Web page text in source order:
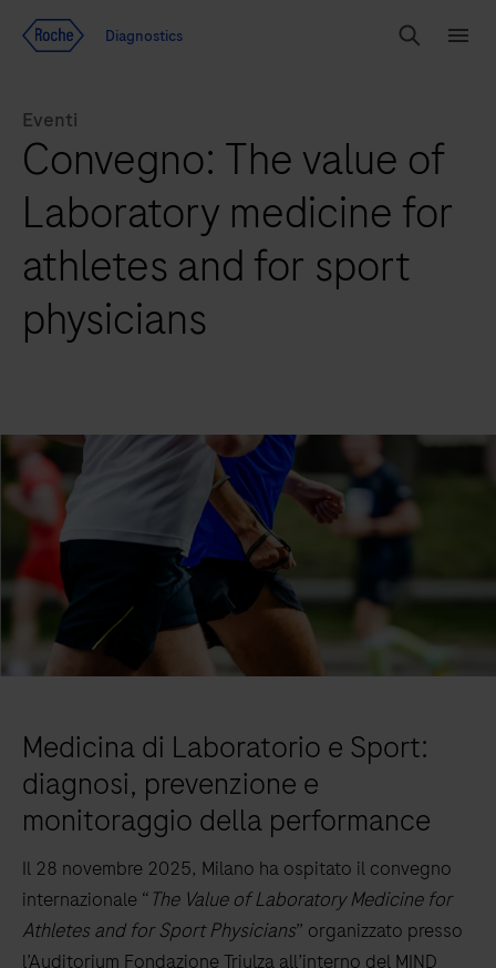
Diagnostics
Search
Eventi
Convegno: The value of
Laboratory medicine for
athletes and for sport
physicians
Medicina di Laboratorio e Sport:
diagnosi, prevenzione e
monitoraggio della performance
Il 28 novembre 2025, Milano ha ospitato il convegno
internazionale “ The Value of Laboratory Medicine for
Athletes and for Sport Physicians” organizzato presso
l’Auditorium Fondazione Triulza all’interno del MIND